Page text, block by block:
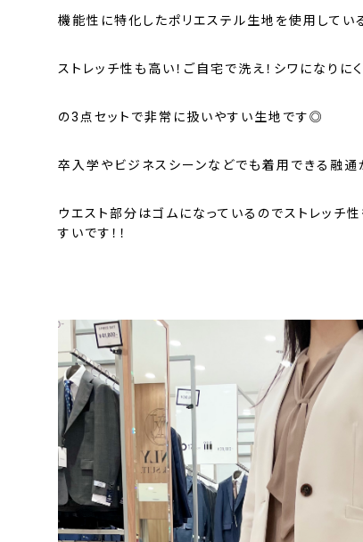
機能性に特化したポリエステル生地を使用してい
ストレッチ性も高い！ご自宅で洗え！シワになりにく
の3点セットで非常に扱いやすい生地です◎
卒入学やビジネスシーンなどでも着用できる融通
ウエスト部分はゴムになっているのでストレッチ
すいです！！